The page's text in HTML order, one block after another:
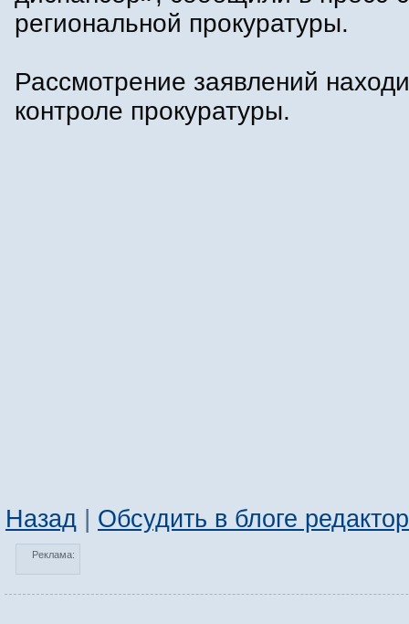
региональной прокуратуры.
Рассмотрение заявлений
контроле прокуратуры.
Назад | Обсудить в блоге
Реклама: